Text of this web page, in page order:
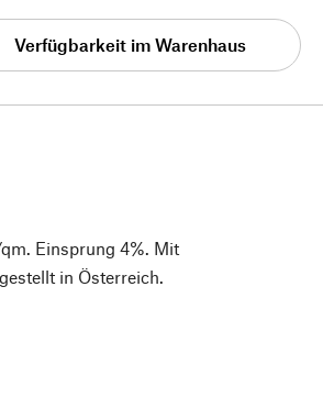
Verfügbarkeit im Warenhaus
Einsprung 4%. Mit
in Österreich.